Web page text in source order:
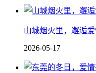
山城烟火里，邂逅
2026-05-17